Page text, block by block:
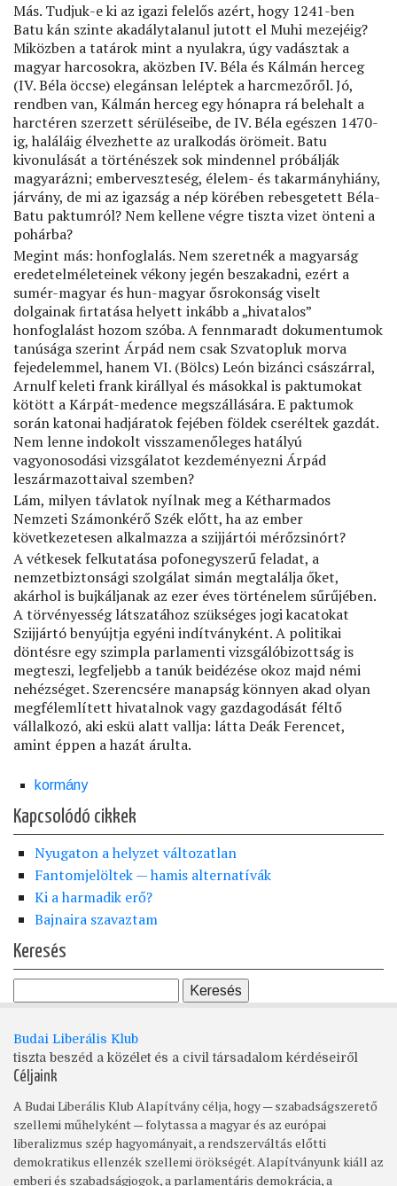
Más. Tudjuk-e ki az igazi felelős azért, hogy 1241-ben
Batu kán szinte akadálytalanul jutott el Muhi mezejéig?
Miközben a tatárok mint a nyulakra, úgy vadásztak a
magyar harcosokra, aközben IV. Béla és Kálmán herceg
(IV. Béla öccse) elegánsan leléptek a harcmezőről. Jó,
rendben van, Kálmán herceg egy hónapra rá belehalt a
harctéren szerzett sérüléseibe, de IV. Béla egészen 1470-
ig, haláláig élvezhette az uralkodás örömeit. Batu
kivonulását a történészek sok mindennel próbálják
magyarázni; emberveszteség, élelem- és takarmányhiány,
járvány, de mi az igazság a nép körében rebesgetett Béla-
Batu paktumról? Nem kellene végre tiszta vizet önteni a
pohárba?
Megint más: honfoglalás. Nem szeretnék a magyarság
eredetelméleteinek vékony jegén beszakadni, ezért a
sumér-magyar és hun-magyar ősrokonság viselt
dolgainak ﬁrtatása helyett inkább a „hivatalos”
honfoglalást hozom szóba. A fennmaradt dokumentumok
tanúsága szerint Árpád nem csak Szvatopluk morva
fejedelemmel, hanem VI. (Bölcs) León bizánci császárral,
Arnulf keleti frank királlyal és másokkal is paktumokat
kötött a Kárpát-medence megszállására. E paktumok
során katonai hadjáratok fejében földek cseréltek gazdát.
Nem lenne indokolt visszamenőleges hatályú
vagyonosodási vizsgálatot kezdeményezni Árpád
leszármazottaival szemben?
Lám, milyen távlatok nyílnak meg a Kétharmados
Nemzeti Számonkérő Szék előtt, ha az ember
következetesen alkalmazza a szijjártói mérőzsinórt?
A vétkesek felkutatása pofonegyszerű feladat, a
nemzetbiztonsági szolgálat simán megtalálja őket,
akárhol is bujkáljanak az ezer éves történelem sűrűjében.
A törvényesség látszatához szükséges jogi kacatokat
Szijjártó benyújtja egyéni indítványként. A politikai
döntésre egy szimpla parlamenti vizsgálóbizottság is
megteszi, legfeljebb a tanúk beidézése okoz majd némi
nehézséget. Szerencsére manapság könnyen akad olyan
megfélemlített hivatalnok vagy gazdagodását féltő
vállalkozó, aki eskü alatt vallja: látta Deák Ferencet,
amint éppen a hazát árulta.
kormány
Kapcsolódó cikkek
Nyugaton a helyzet változatlan
Fantomjelöltek — hamis alternatívák
Ki a harmadik erő?
Bajnaira szavaztam
Keresés
Budai Liberális Klub
tiszta beszéd a közélet és a civil társadalom kérdéseiről
Céljaink
A Budai Liberális Klub Alapítvány célja, hogy — szabadságszerető
szellemi műhelyként — folytassa a magyar és az európai
liberalizmus szép hagyományait, a rendszerváltás előtti
demokratikus ellenzék szellemi örökségét. Alapítványunk kiáll az
emberi és szabadságjogok, a parlamentáris demokrácia, a